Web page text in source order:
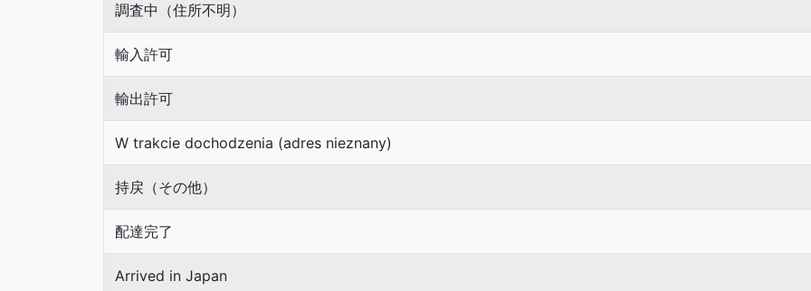
調査中（住所不明）
輸入許可
輸出許可
W trakcie dochodzenia (adres nieznany)
持戻（その他）
配達完了
Arrived in Japan